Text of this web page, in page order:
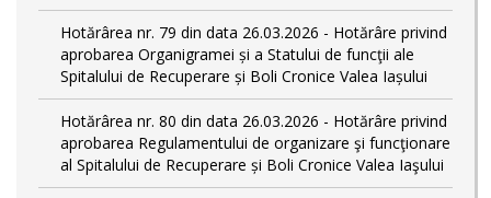
Hotărârea nr. 79 din data 26.03.2026 - Hotărâre privind
aprobarea Organigramei și a Statului de funcţii ale
Spitalului de Recuperare și Boli Cronice Valea Iașului
Hotărârea nr. 80 din data 26.03.2026 - Hotărâre privind
aprobarea Regulamentului de organizare şi funcţionare
al Spitalului de Recuperare și Boli Cronice Valea Iaşului